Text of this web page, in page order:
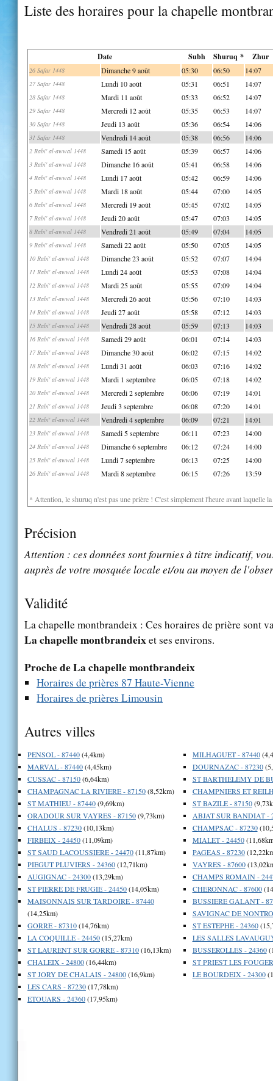
Liste des horaires pour la chapelle
Date Subh Shuruq * Zhur
26 Safar 1448 Dimanche 9 août 05:30 06:50 14:07
27 Safar 1448 Lundi 10 août 05:31 06:51 14:07
28 Safar 1448 Mardi 11 août 05:33 06:52 14:07
29 Safar 1448 Mercredi 12 août 05:35 06:53 14:07
30 Safar 1448 Jeudi 13 août 05:36 06:54 14:06
31 Safar 1448 Vendredi 14 août 05:38 06:56 14:06
2 Rabi' al-awwal 1448 Samedi 15 août 05:39 06:57 14:06
3 Rabi' al-awwal 1448 Dimanche 16 août 05:41 06:58 14:06
4 Rabi' al-awwal 1448 Lundi 17 août 05:42 06:59 14:06
5 Rabi' al-awwal 1448 Mardi 18 août 05:44 07:00 14:05
6 Rabi' al-awwal 1448 Mercredi 19 août 05:45 07:02 14:05
7 Rabi' al-awwal 1448 Jeudi 20 août 05:47 07:03 14:05
8 Rabi' al-awwal 1448 Vendredi 21 août 05:49 07:04 14:05
9 Rabi' al-awwal 1448 Samedi 22 août 05:50 07:05 14:05
10 Rabi' al-awwal 1448 Dimanche 23 août 05:52 07:07 14:04
11 Rabi' al-awwal 1448 Lundi 24 août 05:53 07:08 14:04
12 Rabi' al-awwal 1448 Mardi 25 août 05:55 07:09 14:04
13 Rabi' al-awwal 1448 Mercredi 26 août 05:56 07:10 14:03
14 Rabi' al-awwal 1448 Jeudi 27 août 05:58 07:12 14:03
15 Rabi' al-awwal 1448 Vendredi 28 août 05:59 07:13 14:03
16 Rabi' al-awwal 1448 Samedi 29 août 06:01 07:14 14:03
17 Rabi' al-awwal 1448 Dimanche 30 août 06:02 07:15 14:02
18 Rabi' al-awwal 1448 Lundi 31 août 06:03 07:16 14:02
19 Rabi' al-awwal 1448 Mardi 1 septembre 06:05 07:18 14:02
20 Rabi' al-awwal 1448 Mercredi 2 septembre 06:06 07:19 14:01
21 Rabi' al-awwal 1448 Jeudi 3 septembre 06:08 07:20 14:01
22 Rabi' al-awwal 1448 Vendredi 4 septembre 06:09 07:21 14:01
23 Rabi' al-awwal 1448 Samedi 5 septembre 06:11 07:23 14:00
24 Rabi' al-awwal 1448 Dimanche 6 septembre 06:12 07:24 14:00
25 Rabi' al-awwal 1448 Lundi 7 septembre 06:13 07:25 14:00
26 Rabi' al-awwal 1448 Mardi 8 septembre 06:15 07:26 13:59
* Attention, le shuruq n'est pas une prière ! C'est simplement l'heure avant laquelle
Précision
Attention : ces données sont fournies à titre indicatif,
auprès de votre mosquée locale et/ou au moyen de
Validité
La chapelle montbrandeix : Ces horaires de prière sont
La chapelle montbrandeixet ses environs.
Proche de La chapelle montbrandeix
Horaires de prières 87 Haute-Vienne
Horaires de prières Limousin
Autres villes
PENSOL - 87440(4,4km)
MARVAL - 87440(4,45km)
CUSSAC - 87150(6,64km)
CHAMPAGNAC LA RIVIERE - 87150(8,52km)
ST MATHIEU - 87440(9,69km)
ORADOUR SUR VAYRES - 87150(9,73km)
CHALUS - 87230(10,13km)
FIRBEIX - 24450(11,09km)
ST SAUD LACOUSSIERE - 24470(11,87km)
PIEGUT PLUVIERS - 24360(12,71km)
AUGIGNAC - 24300(13,29km)
ST PIERRE DE FRUGIE - 24450(14,05km)
MAISONNAIS SUR TARDOIRE - 87440
(14,25km)
GORRE - 87310(14,76km)
LA COQUILLE - 24450(15,27km)
ST LAURENT SUR GORRE - 87310(16,13km)
CHALEIX - 24800(16,44km)
ST JORY DE CHALAIS - 24800(16,9km)
LES CARS - 87230(17,78km)
ETOUARS - 24360(17,95km)
MILHAGUET - 87440
DOURNAZAC - 87230
ST BARTHELEMY DE
CHAMPNIERS ET
ST BAZILE - 87150
ABJAT SUR BANDIAT -
CHAMPSAC - 87230
MIALET - 24450
PAGEAS - 87230
VAYRES - 87600
CHAMPS ROMAIN -
CHERONNAC - 87600
BUSSIERE GALANT -
SAVIGNAC DE
ST ESTEPHE - 24360
LES SALLES
BUSSEROLLES - 24360
ST PRIEST LES
LE BOURDEIX - 24300